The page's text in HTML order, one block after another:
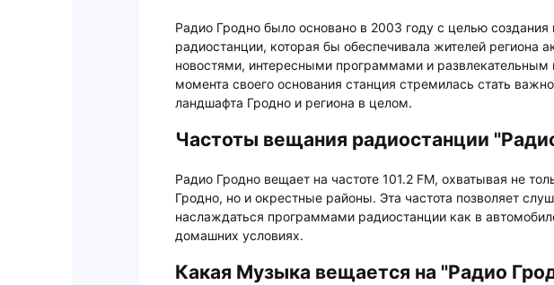
Радио Гродно было основано в 2003 году с целью создания
радиостанции, которая бы обеспечивала жителей региона
новостями, интересными программами и развлекательным
момента своего основания станция стремилась стать
ландшафта Гродно и региона в целом.
Частоты вещания радиостанции
Радио Гродно вещает на частоте 101.2 FM, охватывая не
Гродно, но и окрестные районы. Эта частота позволяет
наслаждаться программами радиостанции как в
домашних условиях.
Какая Музыка вещается на "Радио